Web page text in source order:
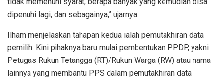
dipenuhi lagi, dan sebagainya,” ujarnya.
Ilham menjelaskan tahapan kedua ialah pemutakhiran data
pemilih. Kini pihaknya baru mulai pembentukan PPDP, yakni
Petugas Rukun Tetangga (RT)/Rukun Warga (RW) atau nama
lainnya yang membantu PPS dalam pemutakhiran data